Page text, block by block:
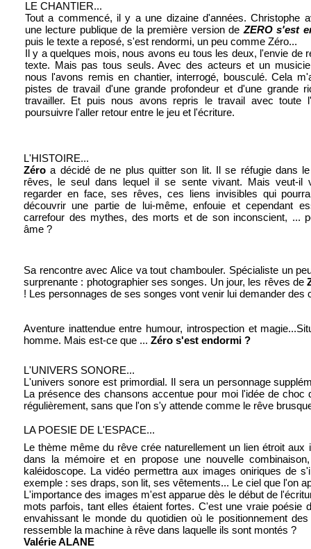
LE CHANTIER...
Tout a commencé, il y a une dizaine d'années. Christophe
une lecture publique de la première version de ZERO s'est
puis le texte a reposé, s'est rendormi, un peu comme Zéro...
Il y a quelques mois, nous avons eu tous les deux, l'envie de
texte. Mais pas tous seuls. Avec des acteurs et un
nous l'avons remis en chantier, interrogé, bousculé. Cela
pistes de travail d'une grande profondeur et d'une grande
travailler. Et puis nous avons repris le travail avec toute
poursuivre l'aller retour entre le jeu et l'écriture.
L'HISTOIRE...
Zéro a décidé de ne plus quitter son lit. Il se réfugie dans
rêves, le seul dans lequel il se sente vivant. Mais veut-il
regarder en face, ses rêves, ces liens invisibles qui
découvrir une partie de lui-même, enfouie et cependant
carrefour des mythes, des morts et de son inconscient, ...
âme ?
Aventure inattendue entre humour, introspection et
homme. Mais est-ce que ... Zéro s'est endormi ?
L'UNIVERS SONORE...
L'univers sonore est primordial. Il sera un personnage
La présence des chansons accentue pour moi l'idée de
régulièrement, sans que l'on s'y attende comme le rêve
LA POESIE DE L'ESPACE...
Le thème même du rêve crée naturellement un lien étroit
dans la mémoire et en propose une nouvelle
kaléidoscope. La vidéo permettra aux images oniriques de
exemple : ses draps, son lit, ses vêtements... Le ciel que l'on
L'importance des images m'est apparue dès le début de
mots parfois, tant elles étaient fortes. C'est une vraie
envahissant le monde du quotidien où le positionnement
ressemble la machine à rêve dans laquelle ils sont montés ?
Valérie ALANE
Sa rencontre avec Alice va tout chambouler. Spécialiste un
surprenante : photographier ses songes. Un jour, les rêves de
! Les personnages de ses songes vont venir lui demander